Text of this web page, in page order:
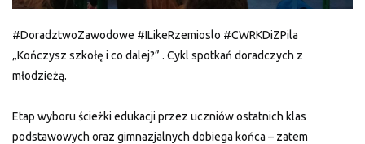
#DoradztwoZawodowe #ILikeRzemioslo #CWRKDiZPila
„Kończysz szkołę i co dalej?” . Cykl spotkań doradczych z
młodzieżą.
Etap wyboru ścieżki edukacji przez uczniów ostatnich klas
podstawowych oraz gimnazjalnych dobiega końca – zatem